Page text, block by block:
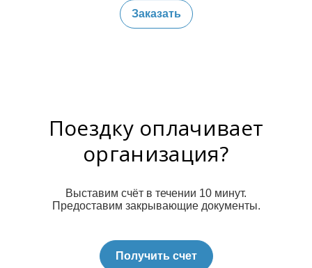
Заказать
Поездку оплачивает
организация?
Выставим счёт в течении 10 минут.
Предоставим закрывающие документы.
Получить счет